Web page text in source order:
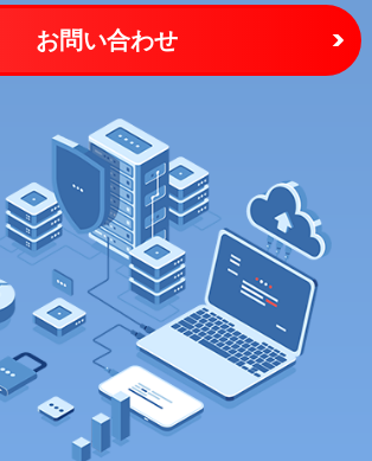
お問い合わせ